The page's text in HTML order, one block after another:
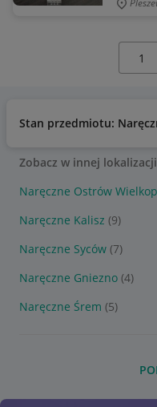
Stan przedmiotu:
Zobacz w innej lokalizacji
Naręczne Ostrów
Naręczne Kalisz (9)
Naręczne Syców (7)
Naręczne Gniezno (4)
Naręczne Śrem (5)